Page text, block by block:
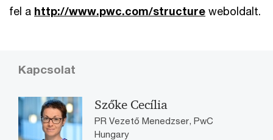
fel a http://www.pwc.com/structure weboldalt.
Kapcsolat
Szőke Cecília
PR Vezető Menedzser, PwC
Hungary